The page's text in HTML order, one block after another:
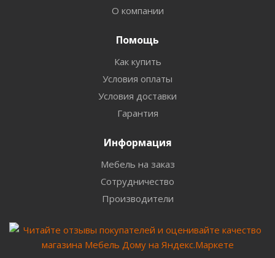
О компании
Помощь
Как купить
Условия оплаты
Условия доставки
Гарантия
Информация
Мебель на заказ
Сотрудничество
Производители